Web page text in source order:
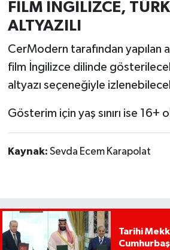
FİLM İNGİLİZCE,
ALTYAZILI
CerModern tarafından yapılan
film İngilizce dilinde
altyazı seçeneğiyle
Gösterim için yaş sınırı ise 16+
Kaynak: Sevda Ecem Karapolat
Tarihi